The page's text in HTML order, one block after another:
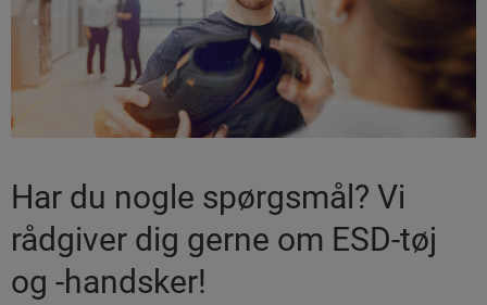
Har du nogle spørgsmål? Vi
rådgiver dig gerne om ESD-tøj
og -handsker!